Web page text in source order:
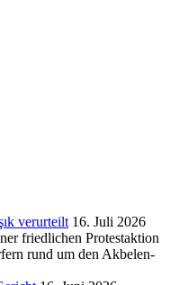
verurteilt 16. Juli 2026
friedlichen Protestaktion
rund um den Akbelen-